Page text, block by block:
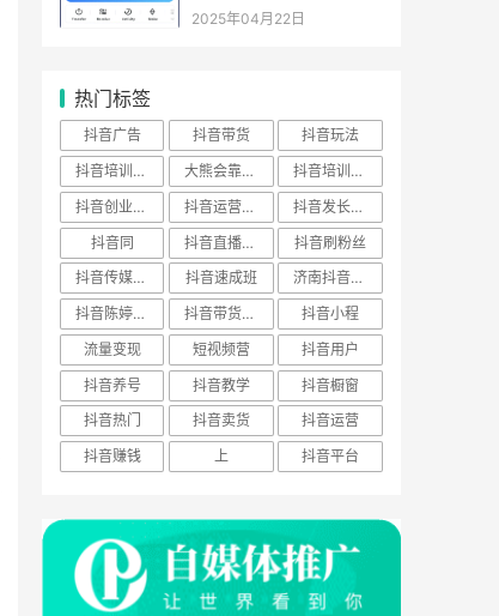
2025年04月22日
热门标签
抖音广告 抖音带货
抖音玩法
抖音培训骗局
大熊会靠谱么
抖音培训基础
抖音创业培训
抖音运营方案
抖音发长视频
抖音同
抖音直播培训
抖音刷粉丝
抖音传媒公司
抖音速成班
济南抖音公司
抖音陈婷mm资料
抖音带货方法
抖音小程
流量变现
短视频营
抖音用户
抖音养号
抖音教学
抖音橱窗
抖音热门
抖音卖货
抖音运营
抖音赚钱
上 抖音平台